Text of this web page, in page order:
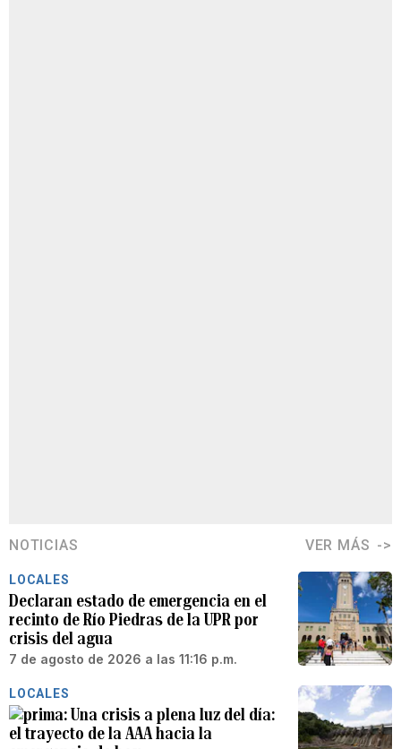
NOTICIAS VER MÁS
LOCALES
Declaran estado de emergencia en el
recinto de Río Piedras de la UPR por
crisis del agua
7 de agosto de 2026 a las 11:16 p.m.
LOCALES
Una crisis a plena luz del día:
el trayecto de la AAA hacia la